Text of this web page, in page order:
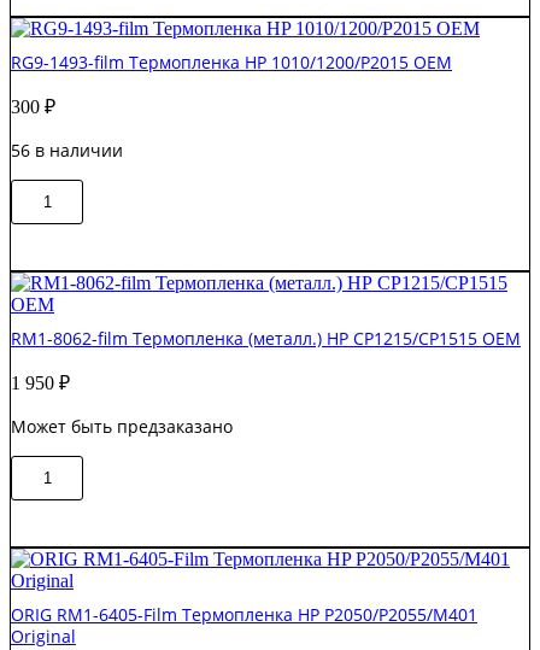
film
Термопленка
(с
HP
5200/M5025
RG9-1493-film Термопленка HP 1010/1200/P2015 OEM
300 ₽
56 в наличии
Количество
товара
film
Термопленка
HP
1010/1200/P2015
RM1-8062-film Термопленка (металл.) НР CP1215/CP1515 OEM
1 950 ₽
Может быть предзаказано
Количество
товара
film
Термопленка
(металл.)
НР
CP1215/CP1515
ORIG RM1-6405-Film Термопленка HP P2050/P2055/M401
Original